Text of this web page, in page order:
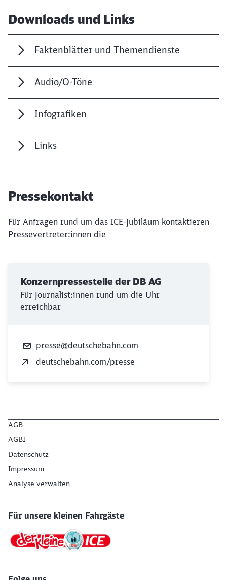
Downloads und Links
Faktenblätter und Themendienste
Audio/O-Töne
Infografiken
Links
Pressekontakt
Für Anfragen rund um das ICE-Jubiläum kontaktieren
Pressevertreter:innen die
Konzernpressestelle der DB AG
Für Journalist:innen rund um die Uhr
erreichbar
presse@deutschebahn.com
deutschebahn.com/presse
AGB
AGBI
Datenschutz
Impressum
Analyse verwalten
Für unsere kleinen Fahrgäste